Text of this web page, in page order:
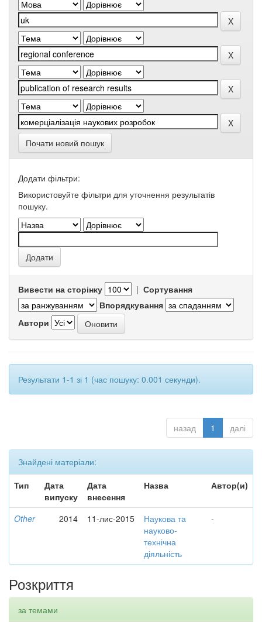
Почати новий пошук
Додати фільтри:
Використовуйте фільтри для уточнення результатів
пошуку.
Вивести на сторінку | Сортування
Впорядкування
Автори
Результати 1-1 зі 1 (час пошуку: 0.001 секунди).
назад 1 далі
Знайдені матеріали:
Тип
Дата
випуску
Дата
внесення
Назва Автор(и)
Other 2014 11-лис-2015
Наукова та
науково-
технічна
діяльність
-
Розкриття
за темами